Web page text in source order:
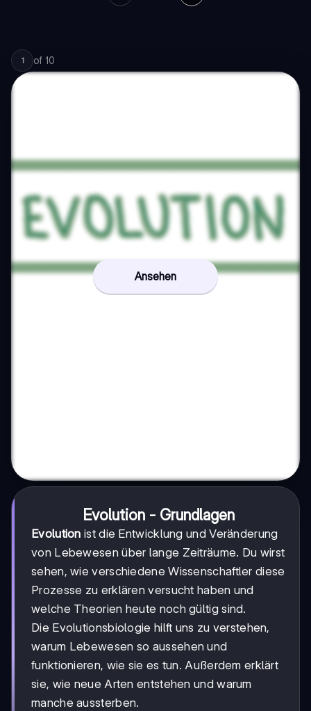
1 of 10
Ansehen
Evolution - Grundlagen
Evolution ist die Entwicklung und Veränderung
von Lebewesen über lange Zeiträume. Du wirst
sehen, wie verschiedene Wissenschaftler diese
Prozesse zu erklären versucht haben und
welche Theorien heute noch gültig sind.
Die Evolutionsbiologie hilft uns zu verstehen,
warum Lebewesen so aussehen und
funktionieren, wie sie es tun. Außerdem erklärt
sie, wie neue Arten entstehen und warum
manche aussterben.